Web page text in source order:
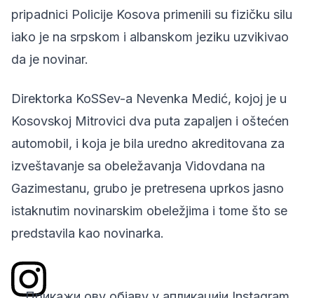
pripadnici Policije Kosova primenili su fizičku silu
iako je na srpskom i albanskom jeziku uzvikivao
da je novinar.
Direktorka KoSSev-a Nevenka Medić, kojoj je u
Kosovskoj Mitrovici dva puta zapaljen i oštećen
automobil, i koja je bila uredno akreditovana za
izveštavanje sa obeležavanja Vidovdana na
Gazimestanu, grubo je pretresena uprkos jasno
istaknutim novinarskim obeležjima i tome što se
predstavila kao novinarka.